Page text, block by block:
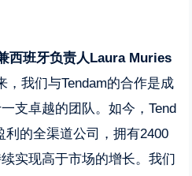
西班牙负责人Laura Muries
，我们与Tendam的合作是成
支卓越的团队。如今，Tend
利的全渠道公司，拥有2400
实现高于市场的增长。我们